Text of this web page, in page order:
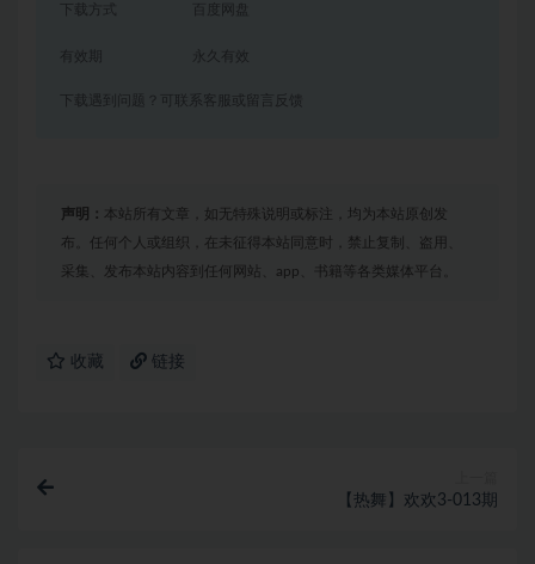
下载方式 百度网盘
有效期 永久有效
下载遇到问题？可联系客服或留言反馈
声明： 本站所有文章，如无特殊说明或标注，均为本站原创发
布。任何个人或组织，在未征得本站同意时，禁止复制、盗用、
采集、发布本站内容到任何网站、app、书籍等各类媒体平台。
收藏 链接
【热舞】欢欢3-013期